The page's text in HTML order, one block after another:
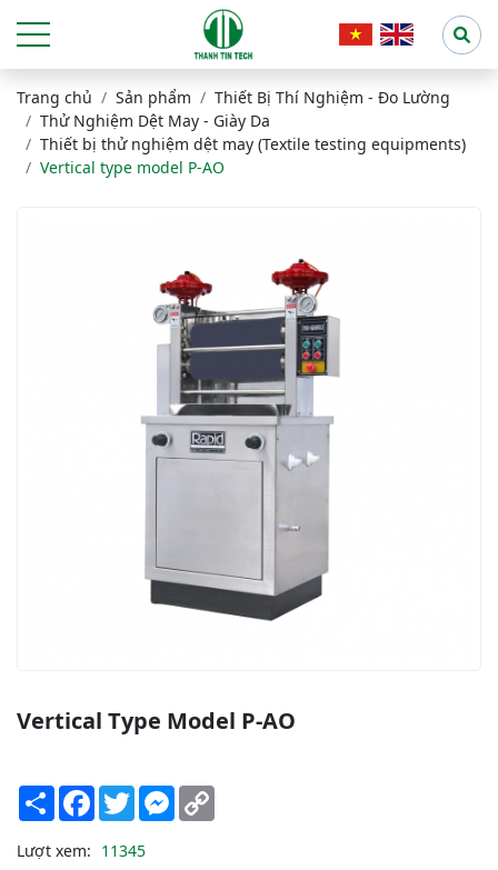
Trang chủ Sản phẩm
Thiết Bị Thí Nghiệm - Đo Lường
Thử Nghiệm Dệt May - Giày Da
Thiết bị thử nghiệm dệt may (Textile testing equipments)
Vertical type model P-AO
Vertical Type Model P-AO
Share Facebook
TwitterMessenger
Lượt xem: 11345